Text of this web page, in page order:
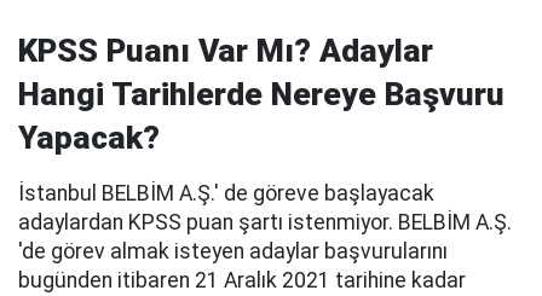
KPSS Puanı Var Mı? Adaylar
Hangi Tarihlerde Nereye Başvuru
Yapacak?
İstanbul BELBİM A.Ş.' de göreve başlayacak
adaylardan KPSS puan şartı istenmiyor. BELBİM A.Ş.
'de görev almak isteyen adaylar başvurularını
bugünden itibaren 21 Aralık 2021 tarihine kadar